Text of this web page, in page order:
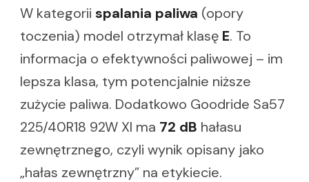
W kategorii spalania paliwa (opory
toczenia) model otrzymał klasę E. To
informacja o efektywności paliwowej – im
lepsza klasa, tym potencjalnie niższe
zużycie paliwa. Dodatkowo Goodride Sa57
225/40R18 92W Xl ma 72 dB hałasu
zewnętrznego, czyli wynik opisany jako
„hałas zewnętrzny” na etykiecie.